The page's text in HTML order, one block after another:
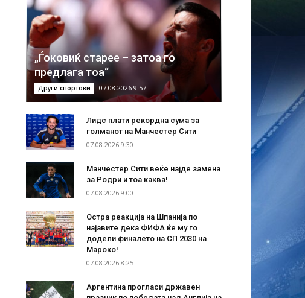
„Ѓоковиќ старее – затоа го
предлага тоа“
Други спортови 07.08.2026 9:57
Лидс плати рекордна сума за
голманот на Манчестер Сити
07.08.2026 9:30
Манчестер Сити веќе најде замена
за Родри и тоа каква!
07.08.2026 9:00
Остра реакција на Шпанија по
најавите дека ФИФА ќе му го
додели финалето на СП 2030 на
Мароко!
07.08.2026 8:25
Аргентина прогласи државен